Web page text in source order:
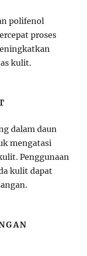
polifenol
proses
kulit.
dalam daun
mengatasi
Penggunaan
kulit dapat